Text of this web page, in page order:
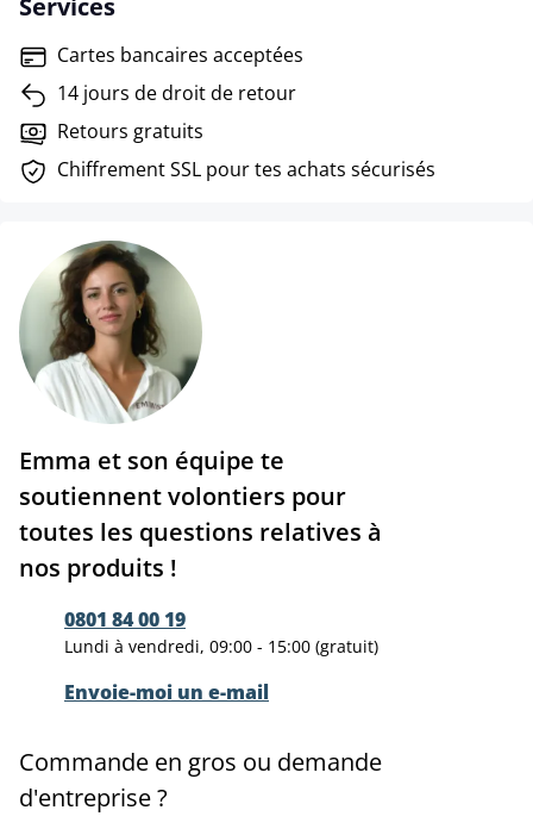
Services
Cartes bancaires acceptées
14 jours de droit de retour
Retours gratuits
Chiffrement SSL pour tes achats sécurisés
Emma et son équipe te
soutiennent volontiers pour
toutes les questions relatives à
nos produits !
0801 84 00 19
Lundi à vendredi, 09:00 - 15:00 (gratuit)
Envoie-moi un e-mail
Commande en gros ou demande
d'entreprise ?